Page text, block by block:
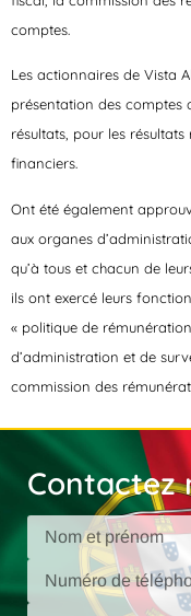
comptes.
Les actionnaires de Vista
présentation des comptes
résultats, pour les
financiers.
Ont été également
aux organes
qu’à tous et chacun de
ils ont exercé leurs
« politique de
d’administration et de
commission des
Contactez